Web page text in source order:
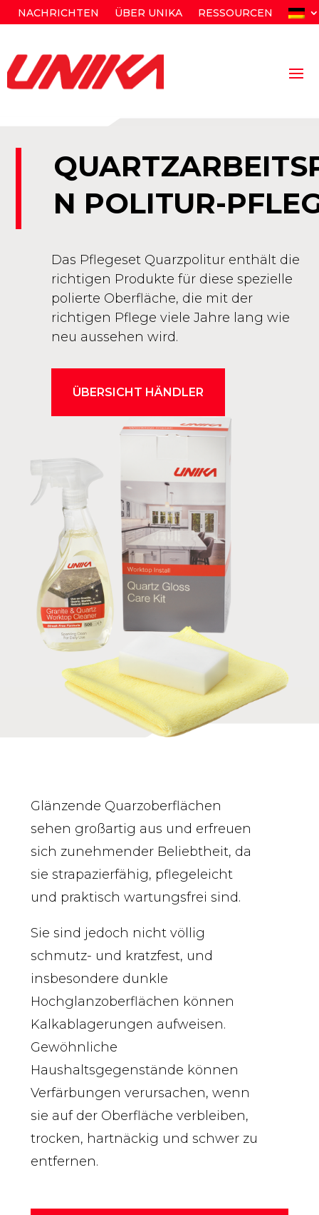
NACHRICHTEN ÜBER UNIKA RESSOURCEN
N POLITUR-
Das Pflegeset Quarzpolitur enthält die
richtigen Produkte für diese spezielle
polierte Oberfläche, die mit der
richtigen Pflege viele Jahre lang wie
neu aussehen wird.
ÜBERSICHT HÄNDLER
Glänzende Quarzoberflächen
sehen großartig aus und erfreuen
sich zunehmender Beliebtheit, da
sie strapazierfähig, pflegeleicht
und praktisch wartungsfrei sind.
Sie sind jedoch nicht völlig
schmutz- und kratzfest, und
insbesondere dunkle
Hochglanzoberflächen können
Kalkablagerungen aufweisen.
Gewöhnliche
Haushaltsgegenstände können
Verfärbungen verursachen, wenn
sie auf der Oberfläche verbleiben,
trocken, hartnäckig und schwer zu
entfernen.